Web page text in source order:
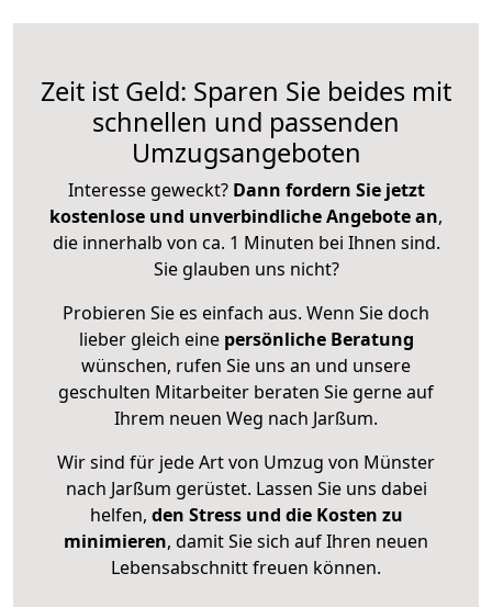
Zeit ist Geld: Sparen Sie beides mit
schnellen und passenden
Umzugsangeboten
Interesse geweckt? Dann fordern Sie jetzt
kostenlose und unverbindliche Angebote an,
die innerhalb von ca. 1 Minuten bei Ihnen sind.
Sie glauben uns nicht?
Probieren Sie es einfach aus. Wenn Sie doch
lieber gleich eine persönliche Beratung
wünschen, rufen Sie uns an und unsere
geschulten Mitarbeiter beraten Sie gerne auf
Ihrem neuen Weg nach Jarßum.
Wir sind für jede Art von Umzug von Münster
nach Jarßum gerüstet. Lassen Sie uns dabei
helfen, den Stress und die Kosten zu
minimieren, damit Sie sich auf Ihren neuen
Lebensabschnitt freuen können.